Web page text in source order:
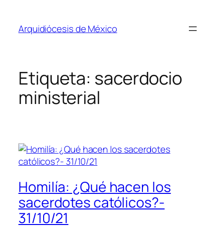
contenido
Arquidiócesis de México
Etiqueta: sacerdocio
ministerial
Homilía: ¿Qué hacen los
sacerdotes católicos?-
31/10/21